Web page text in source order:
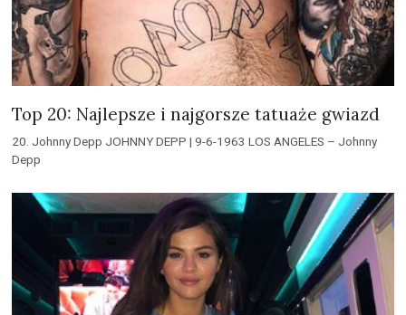
Top 20: Najlepsze i najgorsze tatuaże gwiazd
20. Johnny Depp JOHNNY DEPP | 9-6-1963 LOS ANGELES – Johnny
Depp